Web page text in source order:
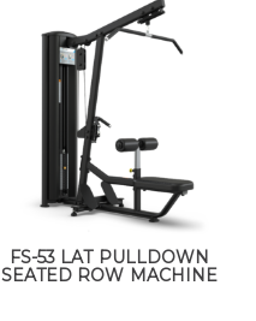
FS-53 LAT PULLDOWN
SEATED ROW MACHINE